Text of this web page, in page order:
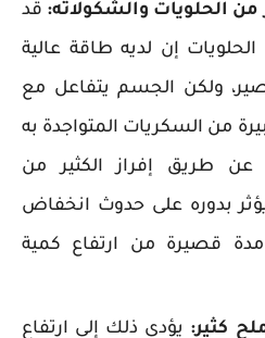
من الحلويات والشكولاته: قد
إن لديه طاقة عالية
ولكن الجسم يتفاعل مع
من السكريات المتواجدة به
عن طريق إفراز الكثير من
يؤثر بدوره على حدوث انخفاض
قصيرة من ارتفاع كمية
كثير: يؤدى ذلك إلى ارتفاع